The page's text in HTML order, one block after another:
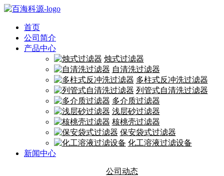
首页
公司简介
产品中心
烛式过滤器
自清洗过滤器
多柱式反冲洗过滤器
列管式自清洗过滤器
多介质过滤器
浅层砂过滤器
核桃壳过滤器
保安袋式过滤器
化工溶液过滤设备
新闻中心
公司动态